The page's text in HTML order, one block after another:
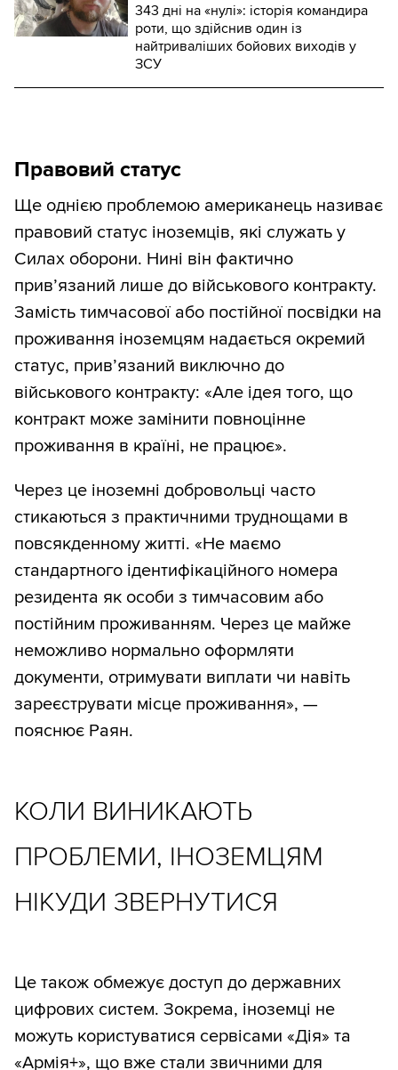
343 дні на «нулі»: історія командира
роти, що здійснив один із
найтриваліших бойових виходів у
ЗСУ
Правовий статус
Ще однією проблемою американець називає
правовий статус іноземців, які служать у
Силах оборони. Нині він фактично
прив’язаний лише до військового контракту.
Замість тимчасової або постійної посвідки на
проживання іноземцям надається окремий
статус, прив’язаний виключно до
військового контракту: «Але ідея того, що
контракт може замінити повноцінне
проживання в країні, не працює».
Через це іноземні добровольці часто
стикаються з практичними труднощами в
повсякденному житті. «Не маємо
стандартного ідентифікаційного номера
резидента як особи з тимчасовим або
постійним проживанням. Через це майже
неможливо нормально оформляти
документи, отримувати виплати чи навіть
зареєструвати місце проживання», —
пояснює Раян.
КОЛИ ВИНИКАЮТЬ
ПРОБЛЕМИ, ІНОЗЕМЦЯМ
НІКУДИ ЗВЕРНУТИСЯ
Це також обмежує доступ до державних
цифрових систем. Зокрема, іноземці не
можуть користуватися сервісами «Дія» та
«Aрмія+», що вже стали звичними для